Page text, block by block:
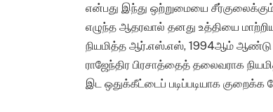
என்பது இந்து ஒற்றுமையை
எழுந்த ஆதரவால் தனது உத்தியை
நியமித்த ஆர்.எஸ்.எஸ், 1994ஆம் ஆண்டு
ராஜேந்திர பிரசாத்தைத் தலைவராக
இட ஒதுக்கீட்டைப் படிப்படியாக குறைக்க